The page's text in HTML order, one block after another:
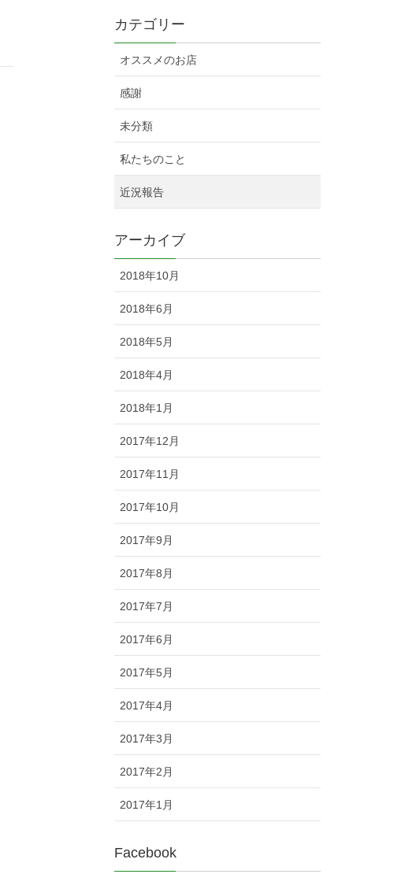
カテゴリー
オススメのお店
感謝
未分類
私たちのこと
近況報告
アーカイブ
2018年10月
2018年6月
2018年5月
2018年4月
2018年1月
2017年12月
2017年11月
2017年10月
2017年9月
2017年8月
2017年7月
2017年6月
2017年5月
2017年4月
2017年3月
2017年2月
2017年1月
Facebook